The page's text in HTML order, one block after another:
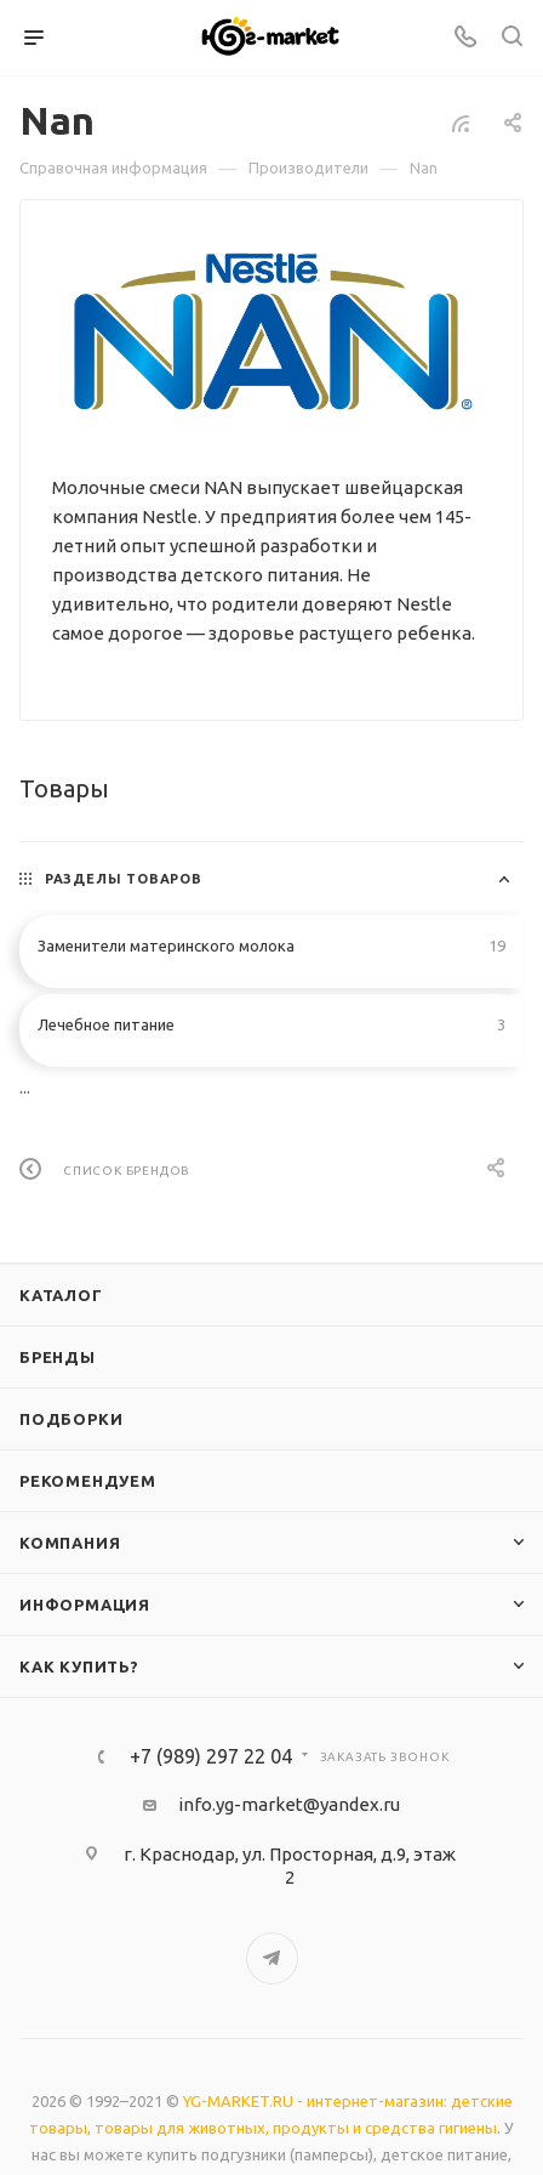
Nan
Справочная информация — Производители — Nan
Молочные смеси NAN выпускает швейцарская
компания Nestle. У предприятия более чем 145-
летний опыт успешной разработки и
производства детского питания. Не
удивительно, что родители доверяют Nestle
самое дорогое — здоровье растущего ребенка.
Товары
РАЗДЕЛЫ ТОВАРОВ
Заменители материнского молока 19
Лечебное питание 3
...
СПИСОК БРЕНДОВ
КАТАЛОГ
БРЕНДЫ
ПОДБОРКИ
РЕКОМЕНДУЕМ
КОМПАНИЯ
ИНФОРМАЦИЯ
КАК КУПИТЬ?
+7 (989) 297 22 04 ЗАКАЗАТЬ ЗВОНОК
info.yg-market@yandex.ru
г. Краснодар, ул. Просторная, д.9, этаж
2
2026 © 1992–2021 ©YG-MARKET.RU - интернет-магазин: детские
товары, товары для животных, продукты и средства гигиены. У
нас вы можете купить подгузники (памперсы), детское питание,